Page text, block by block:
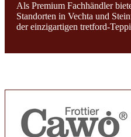
Als Premium Fachhändler
Standorten in Vechta und
der einzigartigen tretford-